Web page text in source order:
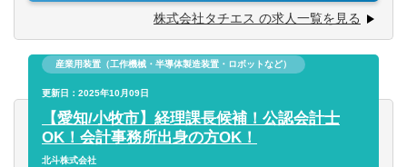
示資料の作成
■国際税務に関する業務
査の税務対応
【配属先情報】
■経理部 主計課2名or税務管理課1名
※上記どちらかの課をお任せいたします。
株式会社タチエス の求人一覧を見る
産業用装置（工作機械・半導体製造装置・ロボットなど）
更新日：2025年10月09日
【愛知/小牧市】経理課長候補！公認会計士
OK！会計事務所出身の方OK！
北斗株式会社